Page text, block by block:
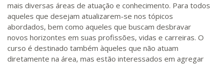
mais diversas áreas de atuação e conhecimento. Para todos
aqueles que desejam atualizarem-se nos tópicos
abordados, bem como aqueles que buscam desbravar
novos horizontes em suas profissões, vidas e carreiras. O
curso é destinado também àqueles que não atuam
diretamente na área, mas estão interessados em agregar